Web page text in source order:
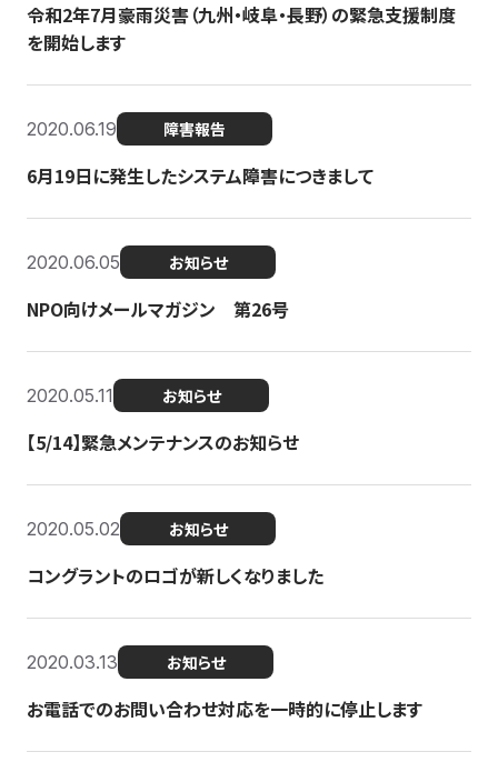
令和2年7月豪雨災害（九州・岐阜・長野）の緊急支援制度
を開始します
2020.06.19 障害報告
6月19日に発生したシステム障害につきまして
2020.06.05 お知らせ
NPO向けメールマガジン 第26号
2020.05.11 お知らせ
【5/14】緊急メンテナンスのお知らせ
2020.05.02 お知らせ
コングラントのロゴが新しくなりました
2020.03.13 お知らせ
お電話でのお問い合わせ対応を一時的に停止します